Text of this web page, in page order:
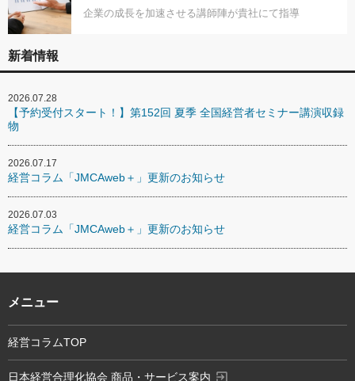
企業の成長を加速させる講師陣が貴社にて指導
新着情報
2026.07.28
【予約受付スタート！】第152回 夏季 全国経営者セミナー講演収録
物
2026.07.17
経営コラム「JMCAweb＋」更新のお知らせ
2026.07.03
経営コラム「JMCAweb＋」更新のお知らせ
メニュー
経営コラムTOP
日本経営合理化協会 商品・サービス案内 exit_to_app